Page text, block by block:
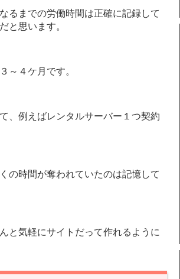
るまでの労働時間は正確に記録して
だと思います。
～４ケ月です。
、例えばレンタルサーバー１つ契約
の時間が奪われていたのは記憶して
と気軽にサイトだって作れるように